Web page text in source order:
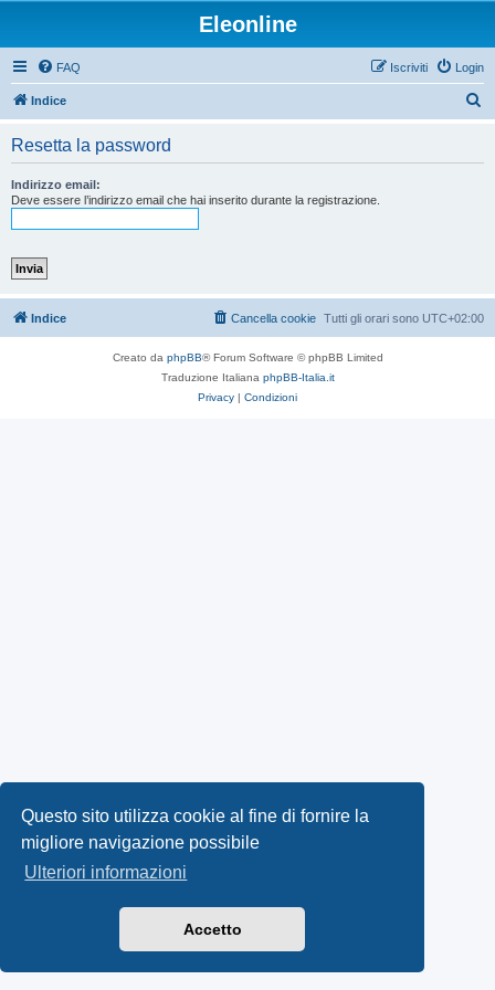
Questo sito utilizza cookie al fine di fornire la
migliore navigazione possibile
Ulteriori informazioni
Accetto
Eleonline
FAQ Login
Iscriviti
Indice
Resetta la password
Indirizzo email:
Deve essere l’indirizzo email che hai inserito durante la registrazione.
Indice Tutti gli orari sono UTC+02:00
Cancella cookie
Creato da phpBB® Forum Software © phpBB Limited
Traduzione Italiana phpBB-Italia.it
Privacy | Condizioni